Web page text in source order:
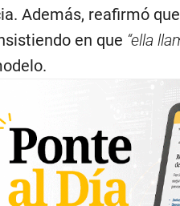
Además, reafirmó
en que “ella